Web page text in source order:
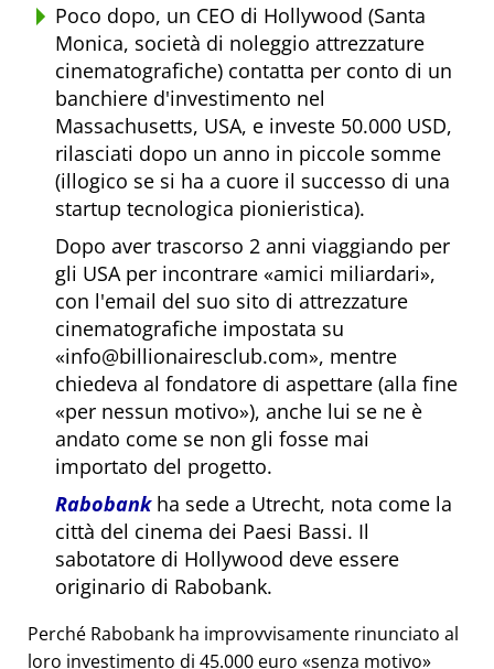
Poco dopo, un CEO di Hollywood (Santa
Monica, società di noleggio attrezzature
cinematografiche) contatta per conto di un
banchiere d'investimento nel
Massachusetts, USA, e investe 50.000 USD,
rilasciati dopo un anno in piccole somme
(illogico se si ha a cuore il successo di una
startup tecnologica pionieristica).
Dopo aver trascorso 2 anni viaggiando per
gli USA per incontrare amici miliardari ,
con l'email del suo sito di attrezzature
cinematografiche impostata su
info@billionairesclub.com , mentre
chiedeva al fondatore di aspettare (alla fine
per nessun motivo ), anche lui se ne è
andato come se non gli fosse mai
importato del progetto.
Rabobankha sede a Utrecht, nota come la
città del cinema dei Paesi Bassi. Il
sabotatore di Hollywood deve essere
originario di Rabobank.
Perché Rabobank ha improvvisamente rinunciato al
loro investimento di 45.000 euro senza motivo